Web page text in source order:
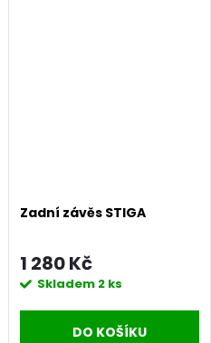
Zadní závěs STIGA
1 280 Kč
Skladem 2 ks
DO KOŠÍKU